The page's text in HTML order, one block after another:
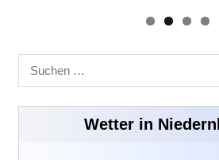
Suchen
nach:
Wetter in